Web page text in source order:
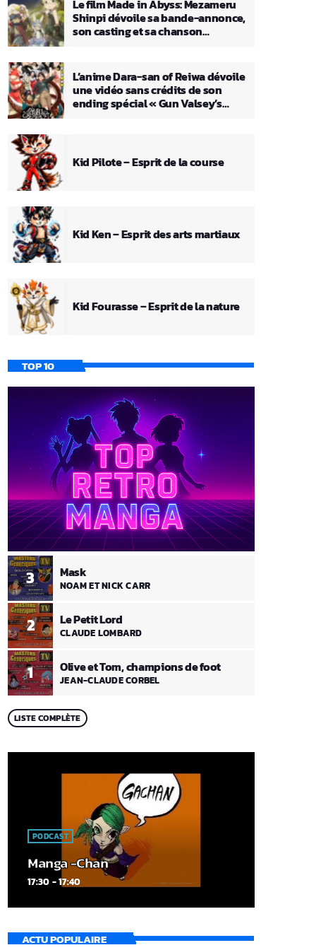
Le film Made in Abyss: Mezameru
Shinpi dévoile sa bande-annonce,
son casting et sa chanson
L’anime Dara-san of Reiwa dévoile
une vidéo sans crédits de son
ending spécial « Gun Valsey’s
Kid Pilote – Esprit de la course
Kid Ken – Esprit des arts martiaux
Kid Fourasse – Esprit de la nature
TOP 10
1 Olive et Tom, champions de foot
JEAN-CLAUDE CORBEL
2 Le Petit Lord
CLAUDE LOMBARD
3 Mask
NOAM ET NICK CARR
LISTE COMPLÈTE
PODCAST
Manga -Chan
17:30 - 17:40
ACTU POPULAIRE